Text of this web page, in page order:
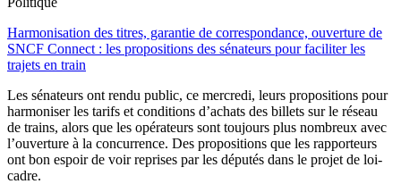
Harmonisation des titres, garantie de correspondance, ouverture de
SNCF Connect : les propositions des sénateurs pour faciliter les
trajets en train
Les sénateurs ont rendu public, ce mercredi, leurs propositions pour
harmoniser les tarifs et conditions d’achats des billets sur le réseau
de trains, alors que les opérateurs sont toujours plus nombreux avec
l’ouverture à la concurrence. Des propositions que les rapporteurs
ont bon espoir de voir reprises par les députés dans le projet de loi-
cadre.